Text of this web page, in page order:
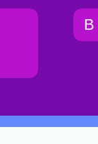
В